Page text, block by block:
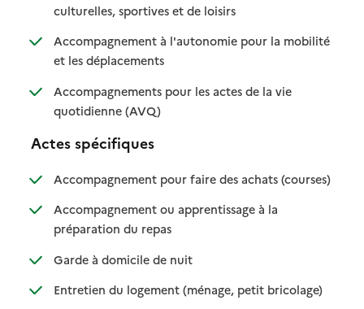
culturelles, sportives et de loisirs: disponible
: non disponible
Accompagnement à l'autonomie pour la mobilité
et les déplacements: disponible
: non disponible
Accompagnements pour les actes de la vie
quotidienne (AVQ): disponible
: non disponible
Actes spécifiques
Accompagnement pour faire des achats (courses)
:
: non
Accompagnement ou apprentissage à la
préparation du repas: disponible
: non disponible
Garde à domicile de nuit: disponible
: non disponible
Entretien du logement (ménage, petit bricolage): disponible
: non